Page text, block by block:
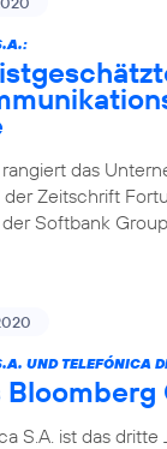
das
Zeitschrift
Softbank
UND TELEFÓNICA
S.A. ist das